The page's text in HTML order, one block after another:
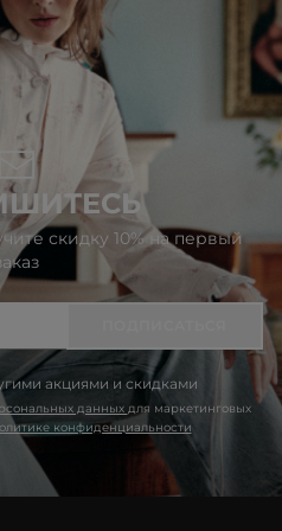
скидку 10% на первый
акциями и скидками
данных для маркетинговых
конфиденциальности